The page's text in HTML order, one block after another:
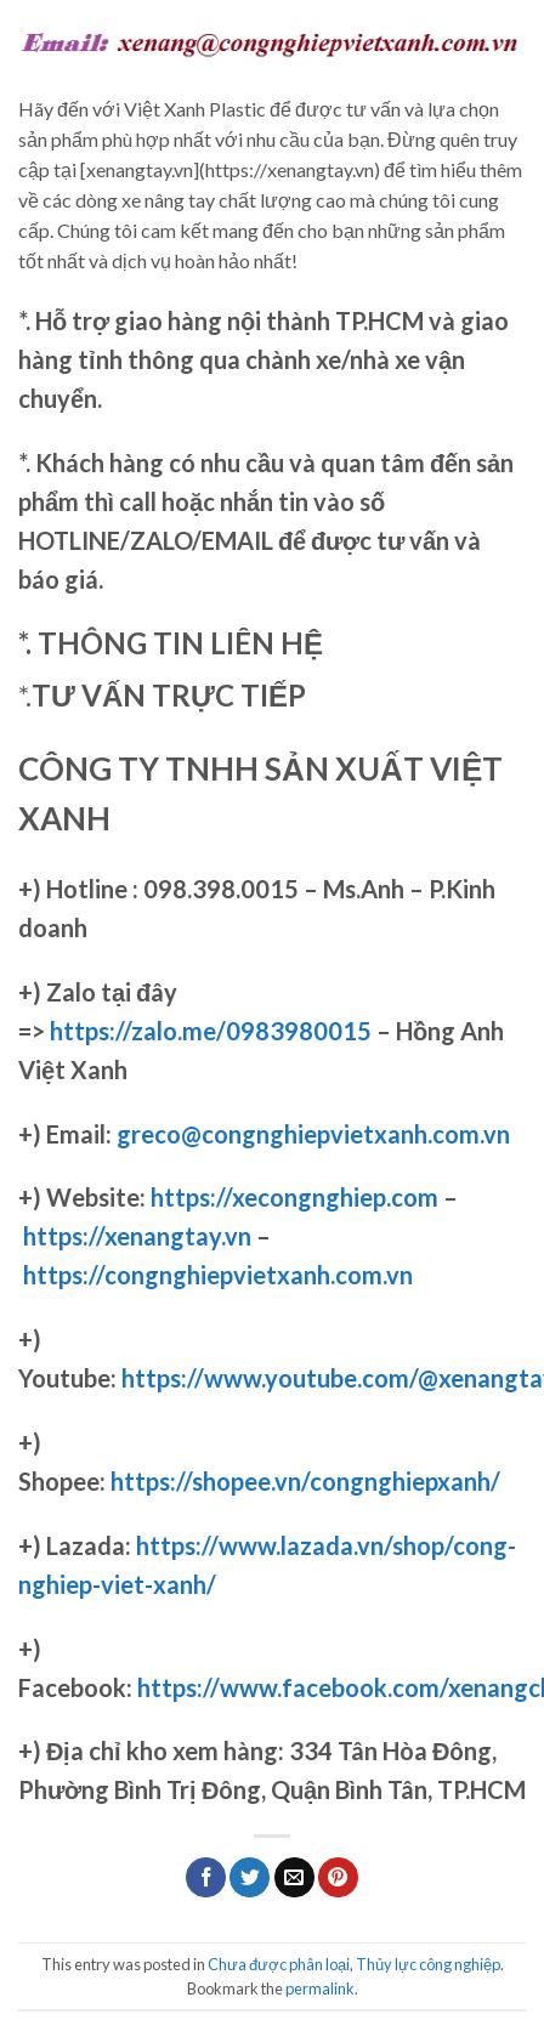
Hãy đến với Việt Xanh Plastic để được tư vấn và lựa chọn
sản phẩm phù hợp nhất với nhu cầu của bạn. Đừng quên truy
cập tại [xenangtay.vn](https://xenangtay.vn) để tìm hiểu thêm
về các dòng xe nâng tay chất lượng cao mà chúng tôi cung
cấp. Chúng tôi cam kết mang đến cho bạn những sản phẩm
tốt nhất và dịch vụ hoàn hảo nhất!
*. Hỗ trợ giao hàng nội thành TP.HCM và giao
hàng tỉnh thông qua chành xe/nhà xe vận
chuyển.
*. Khách hàng có nhu cầu và quan tâm đến sản
phẩm thì call hoặc nhắn tin vào số
HOTLINE/ZALO/EMAIL để được tư vấn và
báo giá.
*. THÔNG TIN LIÊN HỆ
*.TƯ VẤN TRỰC TIẾP
CÔNG TY TNHH SẢN XUẤT VIỆT
XANH
+) Hotline : 098.398.0015 – Ms.Anh – P.Kinh
doanh
+) Zalo tại đây
=> https://zalo.me/0983980015 – Hồng Anh
Việt Xanh
+) Email: greco@congnghiepvietxanh.com.vn
+) Website: https://xecongnghiep.com –
https://xenangtay.vn –
https://congnghiepvietxanh.com.vn
+)
Youtube: https://www.youtube.com/
+)
Shopee: https://shopee.vn/congnghiepxanh/
+) Lazada: https://www.lazada.vn/shop/cong-
nghiep-viet-xanh/
+)
Facebook: https://www.facebook.com/
+) Địa chỉ kho xem hàng: 334 Tân Hòa Đông,
Phường Bình Trị Đông, Quận Bình Tân, TP.HCM
This entry was posted inChưa được phân loại, Thủy lực công nghiệp.
Bookmark thepermalink.